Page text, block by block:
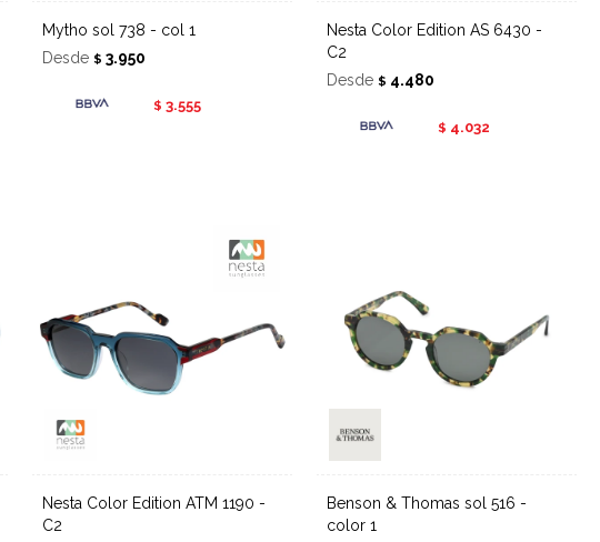
Mytho sol 738 - col 1
Desde$ 3.950
$ 3.555
Nesta Color Edition AS 6430 -
C2
Desde$ 4.480
$ 4.032
Nesta Color Edition ATM 1190 -
C2
Benson & Thomas sol 516 -
color 1